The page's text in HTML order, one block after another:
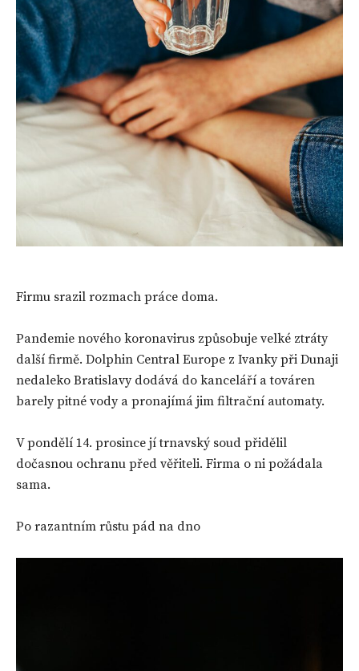
Firmu srazil rozmach práce doma.
Pandemie nového koronavirus způsobuje velké ztráty
další firmě. Dolphin Central Europe z Ivanky při Dunaji
nedaleko Bratislavy dodává do kanceláří a továren
barely pitné vody a pronajímá jim filtrační automaty.
V pondělí 14. prosince jí trnavský soud přidělil
dočasnou ochranu před věřiteli. Firma o ni požádala
sama.
Po razantním růstu pád na dno